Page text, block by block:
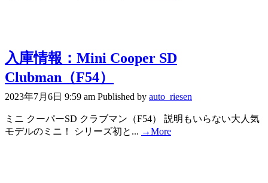
入庫情報：Mini Cooper SD
Clubman（F54）
2023年7月6日 9:59 am Published by auto_riesen
ミニ クーパーSD クラブマン（F54） 説明もいらない大人気
モデルのミニ！ シリーズ初と... →More